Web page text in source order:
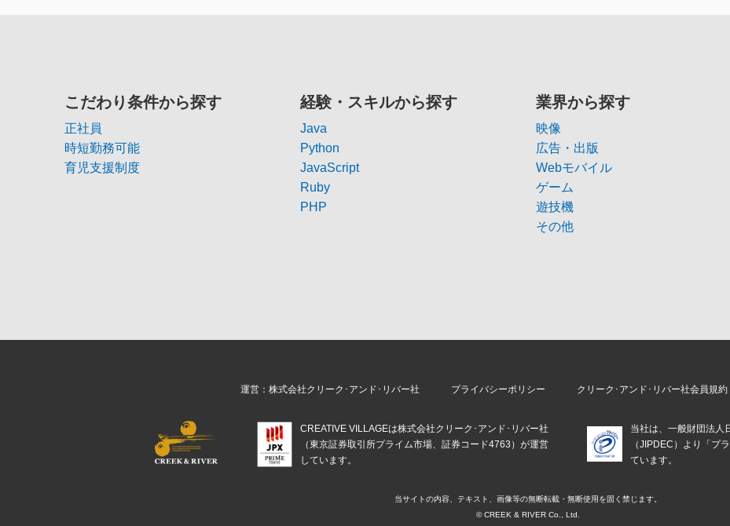
こだわり条件から探す
正社員
時短勤務可能
育児支援制度
経験・スキルから探す
Java
Python
JavaScript
Ruby
PHP
業界から探す
映像
広告・出版
Webモバイル
ゲーム
遊技機
その他
運営：株式会社クリーク･アンド･リバー社 プライバシーポリシー クリーク･アンド･リバー社会員規約
CREATIVE VILLAGEは株式会社クリーク･アンド･リバー社
（東京証券取引所プライム市場、証券コード4763）が運営
しています。
当社は、一般財団法人
（JIPDEC）より「プ
ています。
当サイトの内容、テキスト、画像等の無断転載・無断使用を固く禁じます。
© CREEK & RIVER Co., Ltd.